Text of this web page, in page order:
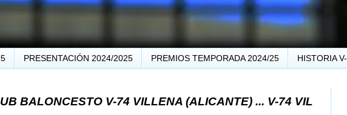
PRESENTACIÓN 2024/2025 PREMIOS TEMPORADA 2024/25 HISTORIA
V-74 VILLENA (ALICANTE) ... V-74 VILLENA DESDE